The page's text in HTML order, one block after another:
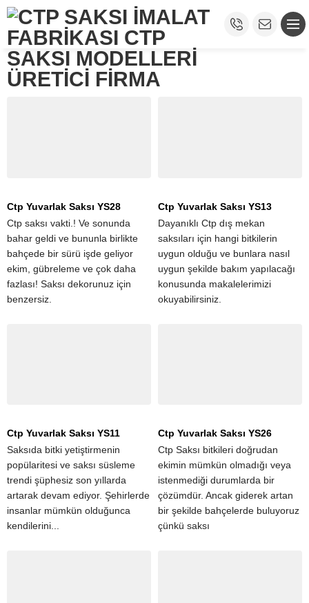
Ctp Yuvarlak Saksı YS28
Ctp saksı vakti.! Ve sonunda
bahar geldi ve bununla birlikte
bahçede bir sürü işde geliyor
ekim, gübreleme ve çok daha
fazlası! Saksı dekorunuz için
benzersiz.
Ctp Yuvarlak Saksı YS13
Dayanıklı Ctp dış mekan
saksıları için hangi bitkilerin
uygun olduğu ve bunlara nasıl
uygun şekilde bakım yapılacağı
konusunda makalelerimizi
okuyabilirsiniz.
Ctp Yuvarlak Saksı YS11
Saksıda bitki yetiştirmenin
popülaritesi ve saksı süsleme
trendi şüphesiz son yıllarda
artarak devam ediyor. Şehirlerde
insanlar mümkün olduğunca
kendilerini...
Ctp Yuvarlak Saksı YS26
Ctp Saksı bitkileri doğrudan
ekimin mümkün olmadığı veya
istenmediği durumlarda bir
çözümdür. Ancak giderek artan
bir şekilde bahçelerde buluyoruz
çünkü saksı